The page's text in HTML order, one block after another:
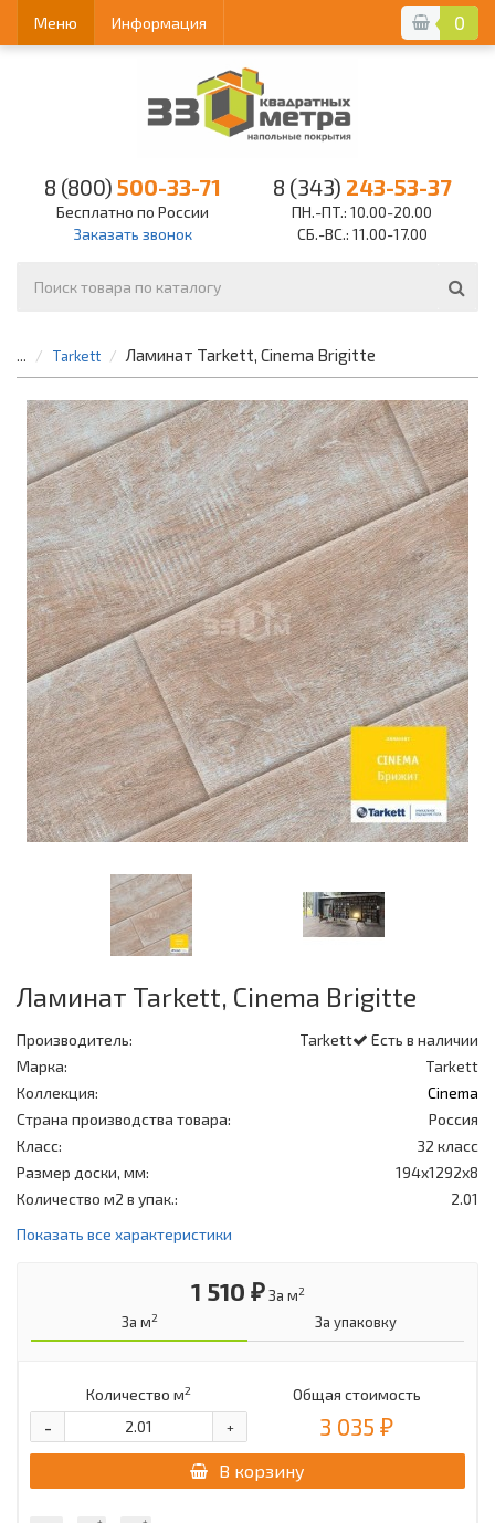
0
Меню Информация
8 (800) 500-33-71
Бесплатно по России
Заказать звонок
8 (343) 243-53-37
ПН.-ПТ.: 10.00-20.00
СБ.-ВС.: 11.00-17.00
... Tarkett Ламинат Tarkett, Cinema Brigitte
Ламинат Tarkett, Cinema Brigitte
Есть в наличии
Производитель:
Tarkett
Марка:
Tarkett
Коллекция:
Cinema
Страна производства товара:
Россия
Класс:
32 класс
Размер доски, мм:
194x1292x8
Количество м2 в упак.:
2.01
Показать все характеристики
1 510 ₽ За м2
За м2 За упаковку
Количество м2
+
-
Общая стоимость
3 035 ₽
В корзину